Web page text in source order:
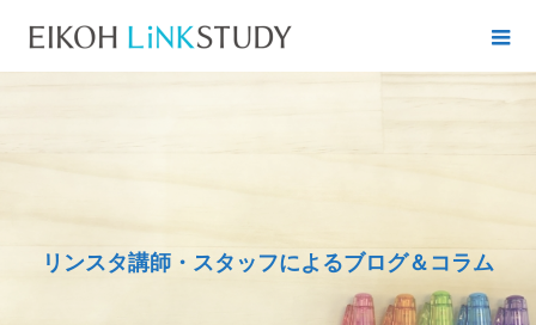
リ ンスタ講師 ・ スタ ッ フによ るブログ＆ コ ラム